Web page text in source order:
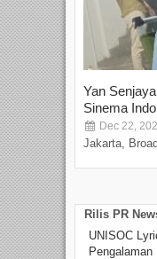
Yan
Sinema
Dec 22,
Jakarta,
Rilis PR
UNISOC
Pengalaman